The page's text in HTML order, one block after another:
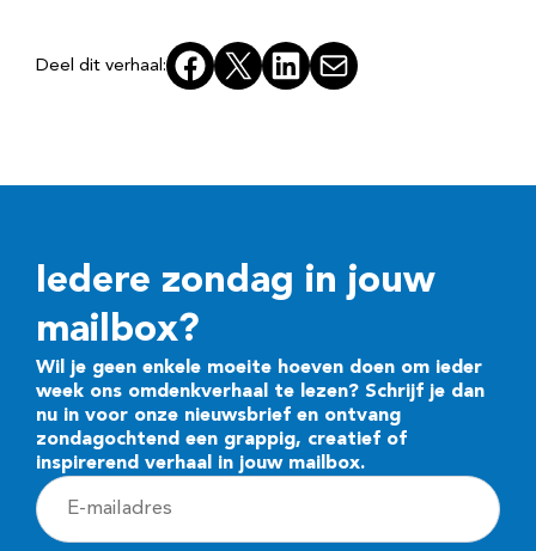
Deel dit verhaal: Facebook
X LinkedInE-mail
Iedere zondag in jouw
mailbox?
Wil je geen enkele moeite hoeven doen om ieder
week ons omdenkverhaal te lezen? Schrijf je dan
nu in voor onze nieuwsbrief en ontvang
zondagochtend een grappig, creatief of
inspirerend verhaal in jouw mailbox.
E
-